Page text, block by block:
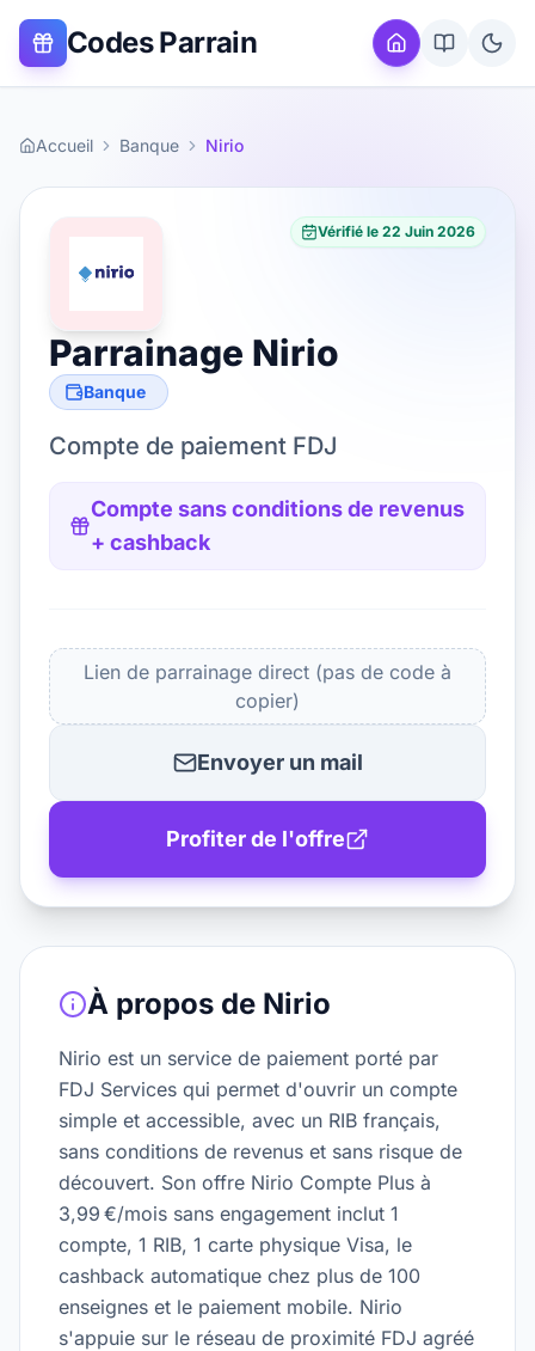
Codes Parrain
Accueil Banque Nirio
Vérifié le 22 Juin 2026
Parrainage Nirio
Banque
Compte de paiement FDJ
Compte sans conditions de revenus
+ cashback
Lien de parrainage direct (pas de code à
copier)
Envoyer un mail
Profiter de l'offre
À propos de Nirio
Nirio est un service de paiement porté par
FDJ Services qui permet d'ouvrir un compte
simple et accessible, avec un RIB français,
sans conditions de revenus et sans risque de
découvert. Son offre Nirio Compte Plus à
3,99 €/mois sans engagement inclut 1
compte, 1 RIB, 1 carte physique Visa, le
cashback automatique chez plus de 100
enseignes et le paiement mobile. Nirio
s'appuie sur le réseau de proximité FDJ agréé